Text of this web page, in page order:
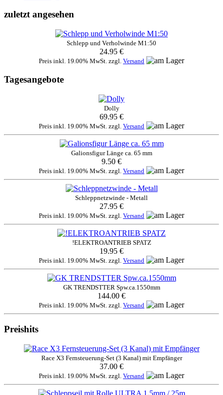
zuletzt angesehen
Schlepp und Verholwinde M1:50
24.95 €
Preis inkl. 19.00% MwSt. zzgl. Versand
Tagesangebote
Dolly
69.95 €
Preis inkl. 19.00% MwSt. zzgl. Versand
Galionsfigur Länge ca. 65 mm
9.50 €
Preis inkl. 19.00% MwSt. zzgl. Versand
Schleppnetzwinde - Metall
27.95 €
Preis inkl. 19.00% MwSt. zzgl. Versand
!ELEKTROANTRIEB SPATZ
19.95 €
Preis inkl. 19.00% MwSt. zzgl. Versand
GK TRENDSTTER Spw.ca.1550mm
144.00 €
Preis inkl. 19.00% MwSt. zzgl. Versand
Preishits
Race X3 Fernsteuerung-Set (3 Kanal) mit Empfänger
37.00 €
Preis inkl. 19.00% MwSt. zzgl. Versand